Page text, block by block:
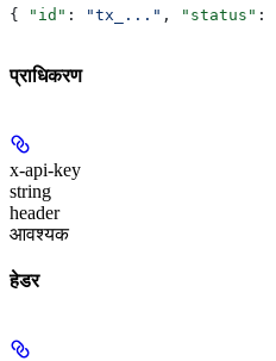
{ "id" : "tx_..." , "status" :
प्राधिकरण
x-api-key
string
header
आवश्यक
हेडर